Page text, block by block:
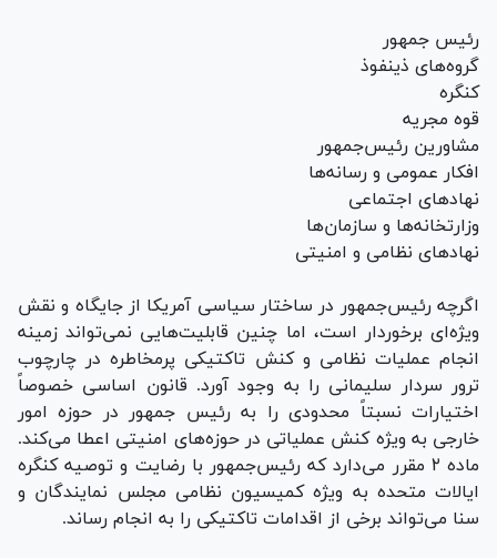
رئیس جمهور
گروه‌های ذینفوذ
کنگره
قوه مجریه
مشاورین رئیس‌جمهور
افکار عمومی و رسانه‌ها
نهاد‌های اجتماعی
وزارتخانه‌ها و سازمان‌ها
نهاد‌های نظامی و امنیتی
اگرچه رئیس‌جمهور در ساختار سیاسی آمریکا از جایگاه و نقش
ویژه‌ای برخوردار است، اما چنین قابلیت‌هایی نمی‌تواند زمینه
انجام عملیات نظامی و کنش تاکتیکی پرمخاطره در چارچوب
ترور سردار سلیمانی را به وجود آورد. قانون اساسی خصوصاً
اختیارات نسبتاً محدودی را به رئیس جمهور در حوزه امور
خارجی به ویژه کنش عملیاتی در حوزه‌های امنیتی اعطا می‌کند.
ماده ۲ مقرر می‌دارد که رئیس‌جمهور با رضایت و توصیه کنگره
ایالات متحده به ویژه کمیسیون نظامی مجلس نمایندگان و
سنا می‌تواند برخی از اقدامات تاکتیکی را به انجام رساند.